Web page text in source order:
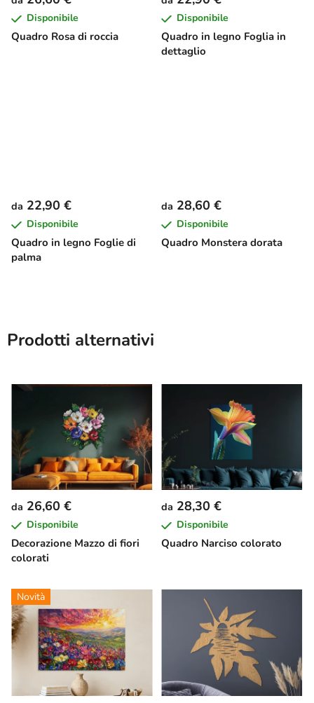
Quadro Rosa di roccia
Disponibile
Quadro in legno Foglia in
dettaglio
Disponibile
Quadro in legno Foglie di
palma
da 22,90 €
Disponibile
Quadro Monstera dorata
da 28,60 €
Disponibile
Prodotti alternativi
Decorazione Mazzo di fiori
colorati
da 26,60 €
Disponibile
Quadro Narciso colorato
da 28,30 €
Disponibile
Novità